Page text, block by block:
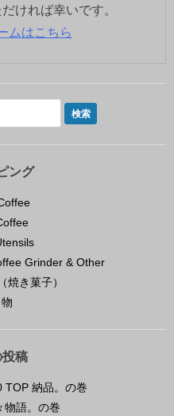
ければ幸いです。
ムはこちら
ング
Grinder & Other
焼き菓子）
稿
TOP 納品。の巻
物語。の巻